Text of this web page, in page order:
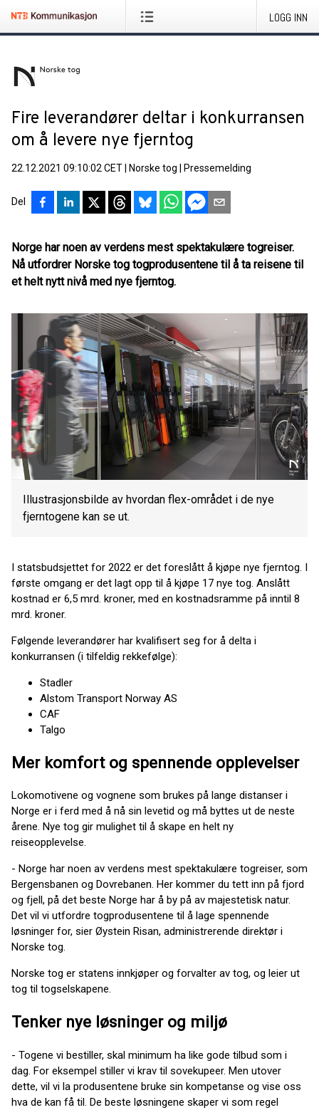
LOGG INN
Fire leverandører deltar i konkurransen
om å levere nye fjerntog
22.12.2021 09:10:02 CET Norske tog Pressemelding
Del
Norge har noen av verdens mest spektakulære togreiser.
Nå utfordrer Norske tog togprodusentene til å ta reisene til
et helt nytt nivå med nye fjerntog.
Illustrasjonsbilde av hvordan flex-området i de nye
fjerntogene kan se ut.
I statsbudsjettet for 2022 er det foreslått å kjøpe nye fjerntog. I
første omgang er det lagt opp til å kjøpe 17 nye tog. Anslått
kostnad er 6,5 mrd. kroner, med en kostnadsramme på inntil 8
mrd. kroner.
Følgende leverandører har kvalifisert seg for å delta i
konkurransen (i tilfeldig rekkefølge):
Stadler
Alstom Transport Norway AS
CAF
Talgo
Mer komfort og spennende opplevelser
Lokomotivene og vognene som brukes på lange distanser i
Norge er i ferd med å nå sin levetid og må byttes ut de neste
årene. Nye tog gir mulighet til å skape en helt ny
reiseopplevelse.
- Norge har noen av verdens mest spektakulære togreiser, som
Bergensbanen og Dovrebanen. Her kommer du tett inn på fjord
og fjell, på det beste Norge har å by på av majestetisk natur.
Det vil vi utfordre togprodusentene til å lage spennende
løsninger for, sier Øystein Risan, administrerende direktør i
Norske tog.
Norske tog er statens innkjøper og forvalter av tog, og leier ut
tog til togselskapene.
Tenker nye løsninger og miljø
- Togene vi bestiller, skal minimum ha like gode tilbud som i
dag. For eksempel stiller vi krav til sovekupeer. Men utover
dette, vil vi la produsentene bruke sin kompetanse og vise oss
hva de kan få til. De beste løsningene skaper vi som regel